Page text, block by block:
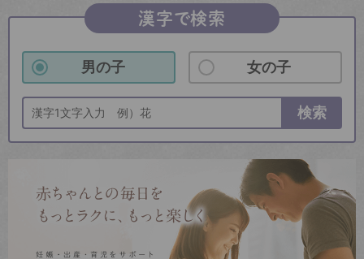
漢字で検索
男の子 女の子
検索